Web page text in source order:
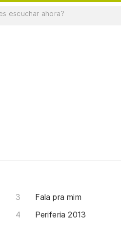
Fala pra mim
Periferia 2013